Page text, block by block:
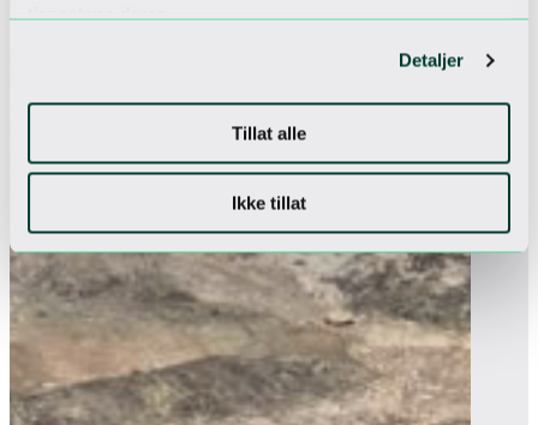
tjenestene deres.
Detaljer
Tillat alle
Ikke tillat